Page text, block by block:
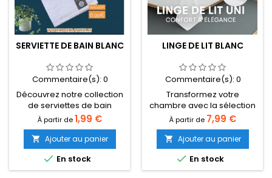
SERVIETTE DE BAIN BLANC
Commentaire(s): 0
Découvrez notre collection
de serviettes de bain
professionnelles en blanc,
disponibles dans plusieurs
formats. Avec un poids de
450gm2, ces serviettes
offrent une qualité
supérieure et une
À partir dePrix
1,99 €
 Ajouter au panier
 En stock
LINGE DE LIT BLANC
Commentaire(s): 0
Transformez votre
chambre avec la sélection
exclusive de Roseblanche !
Que votre lit soit une place,
deux places ou king size,
trouvez le linge de lit parfait
alliant douceur, élégance
et qualité. Des collections
À partir de Prix
7,99 €
 Ajouter au panier
 En stock